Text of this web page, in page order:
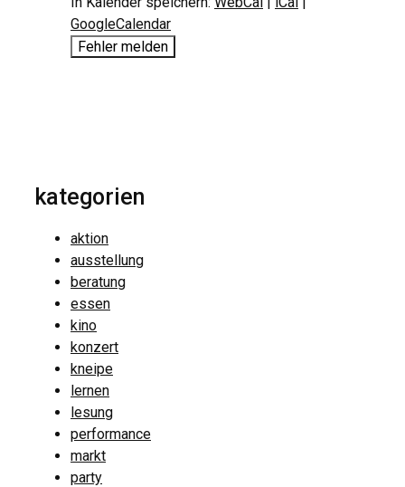
GoogleCalendar
Fehler melden
kategorien
aktion
ausstellung
beratung
essen
kino
konzert
kneipe
lernen
lesung
performance
markt
party